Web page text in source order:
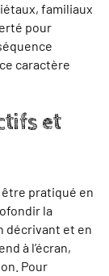
familiaux
pour
caractère
et
être pratiqué en
la
décrivant et en
à l’écran,
Pour